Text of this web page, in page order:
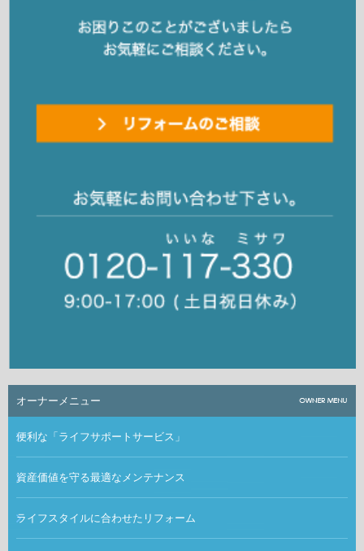
オーナーメニュー
便利な「ライフサポートサービス」
資産価値を守る最適なメンテナンス
ライフスタイルに合わせたリフォーム